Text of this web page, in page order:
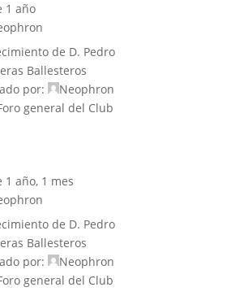
1 año
de D. Pedro
Ballesteros
por:
Neophron
general del Club
1 año, 1 mes
de D. Pedro
Ballesteros
por:
Neophron
general del Club